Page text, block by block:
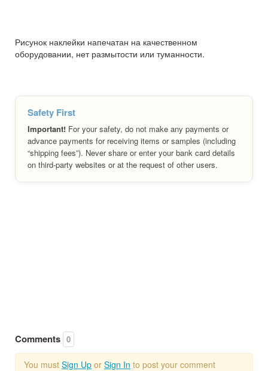
Рисунок наклейки напечатан на качественном
оборудовании, нет размытости или туманности.
Safety First
Important! For your safety, do not make any payments or
advance payments for receiving items or samples (including
“shipping fees”). Never share or enter your bank card details
on third-party websites or at the request of other users.
Comments 0
You must Sign Up or Sign In to post your comment